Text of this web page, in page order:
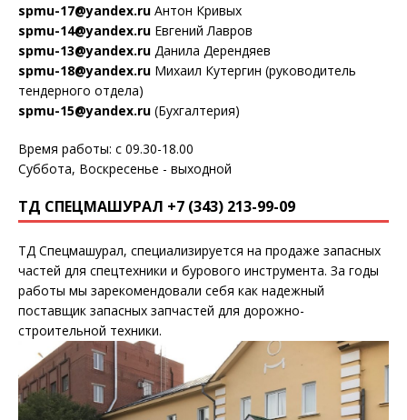
spmu-17@yandex.ru Антон Кривых
spmu-14@yandex.ru Евгений Лавров
spmu-13@yandex.ru Данила Дерендяев
spmu-18@yandex.ru Михаил Кутергин (руководитель
тендерного отдела)
spmu-15@yandex.ru (Бухгалтерия)
Время работы: с 09.30-18.00
Суббота, Воскресенье - выходной
ТД СПЕЦМАШУРАЛ +7 (343) 213-99-09
ТД Спецмашурал, специализируется на продаже запасных
частей для спецтехники и бурового инструмента. За годы
работы мы зарекомендовали себя как надежный
поставщик запасных запчастей для дорожно-
строительной техники.